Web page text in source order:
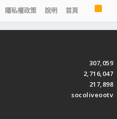
隱私權政策 說明 首頁
S
307,059
2,716,047
217,898
socoliveootv